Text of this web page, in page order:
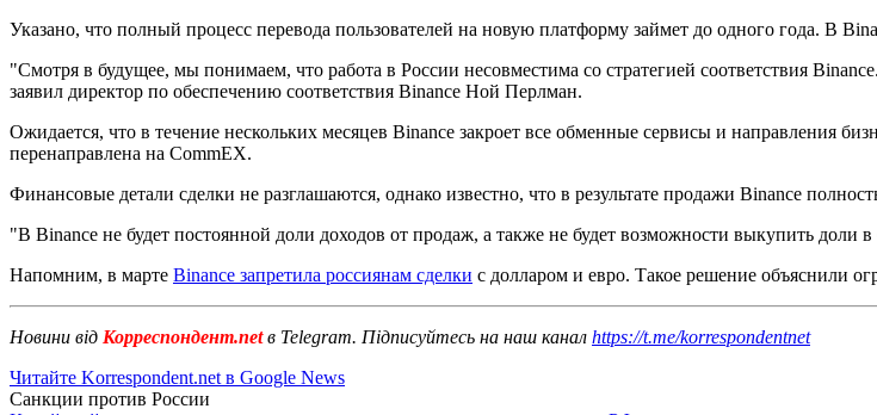
Указано, что полный процесс перевода пользователей на новую платформу займет до одного года. В
"Смотря в будущее, мы понимаем, что работа в России несовместима со стратегией соответствия
заявил директор по обеспечению соответствия Binance Ной Перлман.
Ожидается, что в течение нескольких месяцев Binance закроет все обменные сервисы и направления
перенаправлена на CommEX.
Финансовые детали сделки не разглашаются, однако известно, что в результате продажи Binance
"В Binance не будет постоянной доли доходов от продаж, а также не будет возможности выкупить доли
Напомним, в марте Binance запретила россиянам сделки с долларом и евро. Такое решение объяснили
Новини від Корреспондент.netв Telegram. Підписуйтесь на наш канал https://t.me/korrespondentnet
Читайте Korrespondent.net в Google News
Санкции против России